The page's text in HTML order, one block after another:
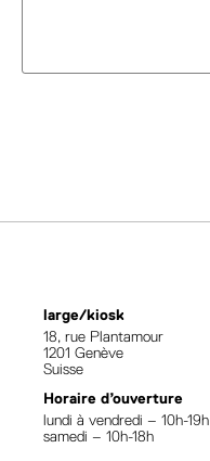
large/kiosk
18, rue Plantamour
1201 Genève
Suisse
Horaire d’ouverture
lundi à vendredi – 10h-19h
samedi – 10h-18h